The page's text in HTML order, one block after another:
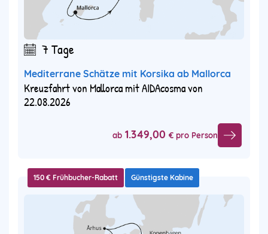
7 Tage
Mediterrane Schätze mit Korsika ab Mallorca
Kreuzfahrt von Mallorca mit AIDAcosma von
22.08.2026
ab 1.349,00 € pro Person
150 € Frühbucher-Rabatt Günstigste Kabine